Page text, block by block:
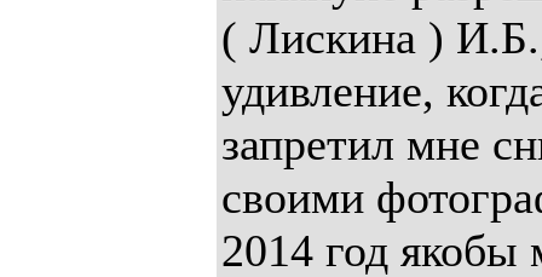
( Лискина )
удивление,
запретил мне
своими
2014 год якобы